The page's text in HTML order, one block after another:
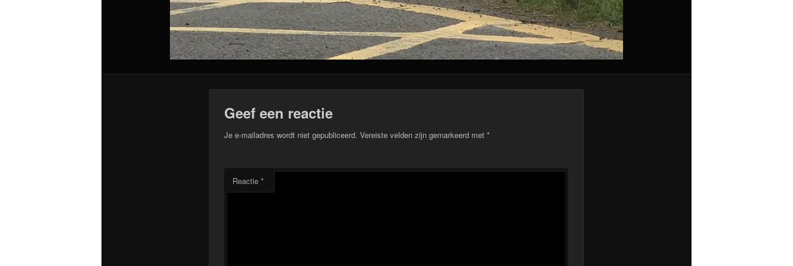
Geef een reactie
Je e-mailadres wordt niet gepubliceerd. Vereiste velden zijn gemarkeerd met *
Reactie *